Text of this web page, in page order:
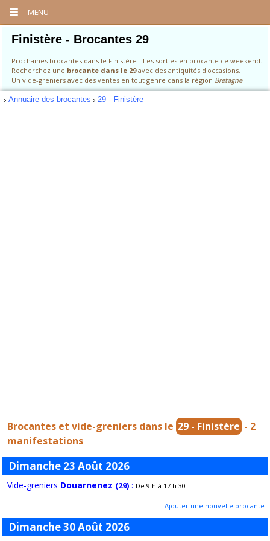
MENU
Finistère - Brocantes 29
Prochaines brocantes dans le Finistère - Les sorties en brocante ce weekend.
Recherchez une brocante dans le 29avec des antiquités d'occasions.
Un vide-greniers avec des ventes en tout genre dans la région Bretagne.
Annuaire des brocantes 29 - Finistère
Brocantes et vide-greniers dans le 29 - Finistère - 2
manifestations
Dimanche 23 Août 2026
Vide-greniers Douarnenez (29) : De 9 h à 17 h 30
Ajouter une nouvelle brocante
Dimanche 30 Août 2026